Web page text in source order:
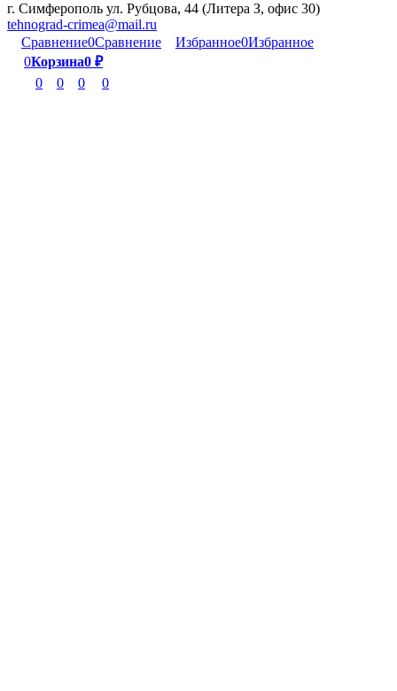
г. Симферополь ул. Рубцова, 44 (Литера З, офис 30)
tehnograd-crimea@mail.ru
Сравнение0Сравнение Избранное0Избранное
0Корзина0 ₽
0
0 0 0